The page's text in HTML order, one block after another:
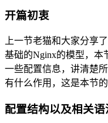
开篇初衷
上一节老猫和大家分享
基础的Nginx的模型，本
一些配置信息，讲清楚
有什么作用，这是本节的
配置结构以及相关语